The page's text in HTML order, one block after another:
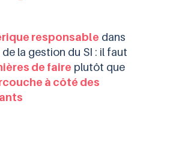
responsable dans
la gestion du SI : il faut
de faire plutôt que
à côté des